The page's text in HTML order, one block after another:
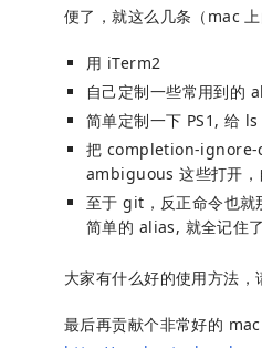
便了，就这么几条（mac 上
用 iTerm2
自己定制一些常用到的
简单定制一下 PS1, 给
把 completion-ignore-
ambiguous 这些打开，
至于 git，反正命令也就
简单的 alias, 就全记住了
大家有什么好的使用方法，
最后再贡献个非常好的